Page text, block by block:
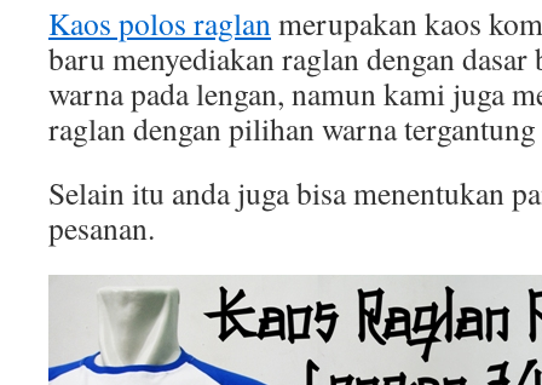
Kaos polos raglan merupakan kaos
baru menyediakan raglan dengan
warna pada lengan, namun kami juga
raglan dengan pilihan warna tergantung
Selain itu anda juga bisa menentukan
pesanan.